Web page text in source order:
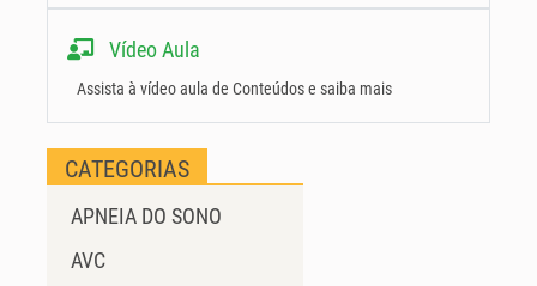
Vídeo Aula
Assista à vídeo aula de Conteúdos e saiba mais
CATEGORIAS
APNEIA DO SONO
AVC